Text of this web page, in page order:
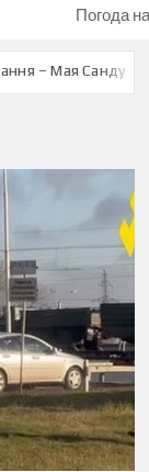
Погода
Санду Туск